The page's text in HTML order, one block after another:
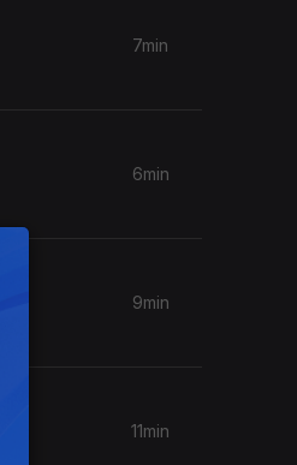
7min
6min
9min
11min